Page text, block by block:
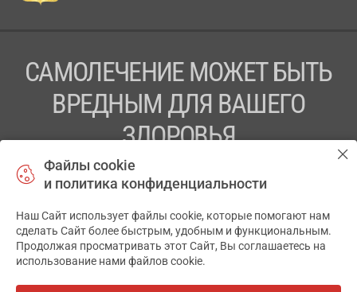
САМОЛЕЧЕНИЕ МОЖЕТ БЫТЬ
ВРЕДНЫМ ДЛЯ ВАШЕГО
ЗДОРОВЬЯ
ПЕРЕД ПРИМЕНЕНИЕМ ПРЕПАРАТА
ПРОКОНСУЛЬТИРУЙТЕСЬ С ВРАЧОМ
ТОВ «АПТЕКА 911.ЮА» Код ЄДРПОУ 43631965.
Отказ от ответственности
Файлы cookie
и политика конфиденциальности
Наш Сайт использует файлы cookie, которые помогают нам
сделать Сайт более быстрым, удобным и функциональным.
Продолжая просматривать этот Сайт, Вы соглашаетесь на
использование нами файлов cookie.
✕